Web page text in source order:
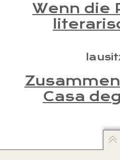
Wenn die
Casa